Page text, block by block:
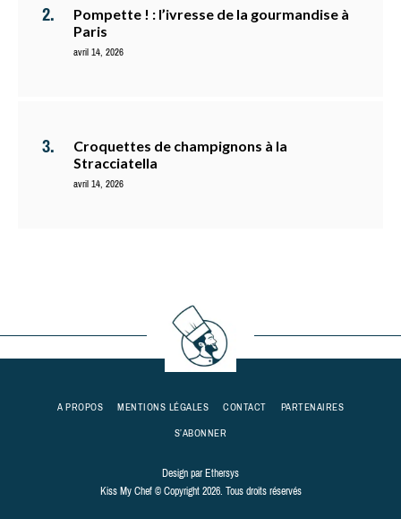
Pompette ! : l’ivresse de la gourmandise à
Paris
avril 14, 2026
Croquettes de champignons à la
Stracciatella
avril 14, 2026
A PROPOS MENTIONS LÉGALES CONTACT
PARTENAIRES
S’ABONNER
Design parEthersys
Kiss My Chef © Copyright 2026. Tous droits réservés